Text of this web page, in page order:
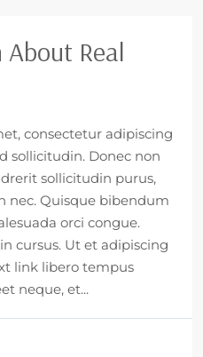
About Real
consectetur adipiscing
sollicitudin. Donec non
sollicitudin purus,
nec. Quisque bibendum
orci congue.
cursus. Ut et adipiscing
link libero tempus
neque, et...